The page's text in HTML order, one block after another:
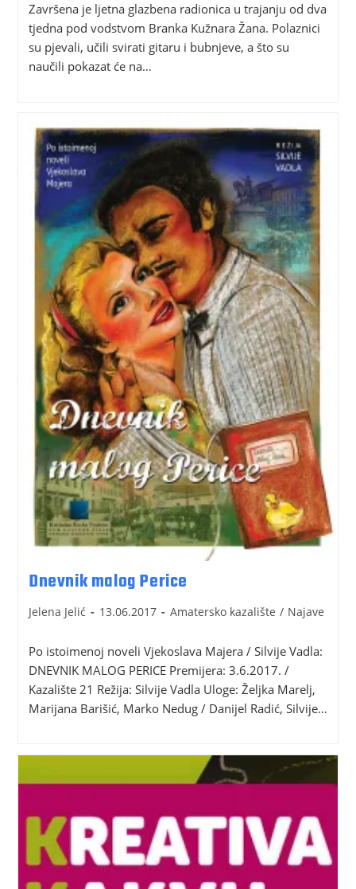
Završena je ljetna glazbena radionica u trajanju od dva
tjedna pod vodstvom Branka Kužnara Žana. Polaznici
su pjevali, učili svirati gitaru i bubnjeve, a što su
naučili pokazat će na…
Dnevnik malog Perice
Jelena Jelić 13.06.2017 Amatersko kazalište / Najave
Po istoimenoj noveli Vjekoslava Majera / Silvije Vadla:
DNEVNIK MALOG PERICE Premijera: 3.6.2017. /
Kazalište 21 Režija: Silvije Vadla Uloge: Željka Marelj,
Marijana Barišić, Marko Nedug / Danijel Radić, Silvije…